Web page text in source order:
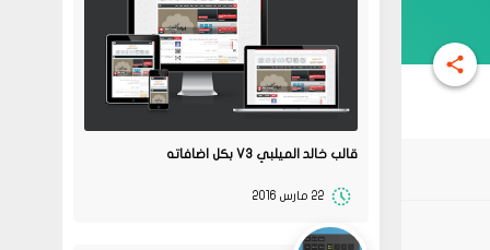
قالب خالد الميلبي V3 بكل اضافاته
22 مارس 2016